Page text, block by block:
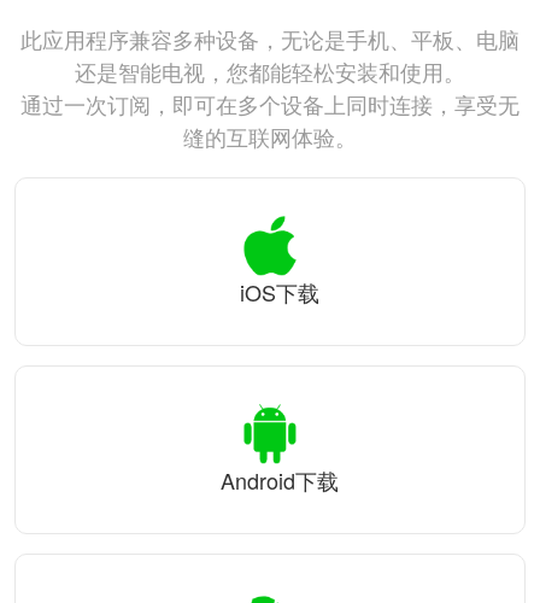
此应用程序兼容多种设备，无论是手机、平板、电脑
还是智能电视，您都能轻松安装和使用。
通过一次订阅，即可在多个设备上同时连接，享受无
缝的互联网体验。
iOS下载
Android下载